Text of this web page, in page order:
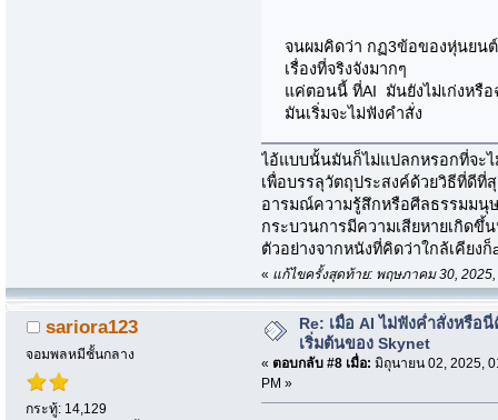
จนผมคิดว่า กฏ3ข้อของหุ่นยน
เรื่องที่จริงจังมากๆ
แค่ตอนนี้ ที่AI มันยังไม่เก่งหรือ
มันเริ่มจะไม่ฟังคำสั่ง
ไอ้แบบนั้นมันก็ไม่แปลกหรอกที่จะไ
เพื่อบรรลุวัตถุประสงค์ด้วยวิธีที่ดีที่
อารมณ์ความรู้สึกหรือศีลธรรมมนุ
กระบวนการมีความเสียหายเกิด
ตัวอย่างจากหนังที่คิดว่าใกล้เคียงก็
« แก้ไขครั้งสุดท้าย: พฤษภาคม 30, 2025,
sariora123
จอมพลหมีชั้นกลาง
กระทู้: 14,129
Re: เมื่อ AI ไม่ฟังค่ำสั่งหรือ
เริ่มต้นของ Skynet
« ตอบกลับ #8 เมื่อ: มิถุนายน 02, 2025,
PM »